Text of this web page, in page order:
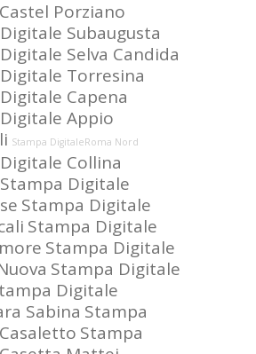
Porziano
Subaugusta
Selva Candida
Torresina
Capena
Appio
Stampa DigitaleRoma Nord
Collina
Stampa Digitale
Stampa Digitale
Stampa Digitale
Stampa Digitale
Stampa Digitale
Digitale
Sabina Stampa
Stampa